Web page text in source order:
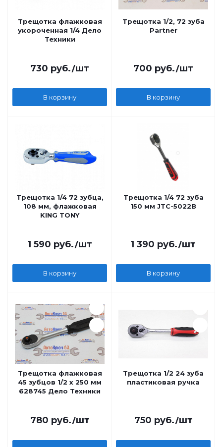
Трещотка флажковая
укороченная 1/4 Дело
Техники
730 руб./шт
В корзину
Трещотка 1/2, 72 зуба
Partner
700 руб./шт
В корзину
Трещотка 1/4 72 зубца,
108 мм, флажковая
KING TONY
1 590 руб./шт
В корзину
Трещотка 1/4 72 зуба
150 мм JTC-5022B
1 390 руб./шт
В корзину
Трещотка флажковая
45 зубцов 1/2 х 250 мм
628745 Дело Техники
780 руб./шт
Трещотка 1/2 24 зуба
пластиковая ручка
750 руб./шт